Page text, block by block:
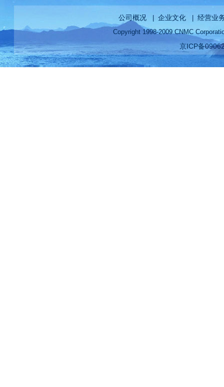
公司概况| 企业文化| 经营业
Copyright 1998-2009 CNMC
京ICP备